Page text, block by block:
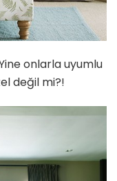
onlarla uyumlu
değil mi?!